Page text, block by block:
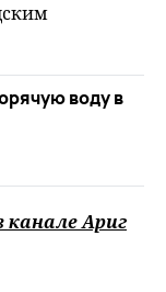
воду в
канале Ариг